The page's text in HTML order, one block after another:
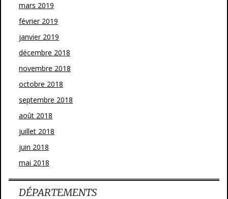
mars 2019
février 2019
janvier 2019
décembre 2018
novembre 2018
octobre 2018
septembre 2018
août 2018
juillet 2018
juin 2018
mai 2018
DÉPARTEMENTS